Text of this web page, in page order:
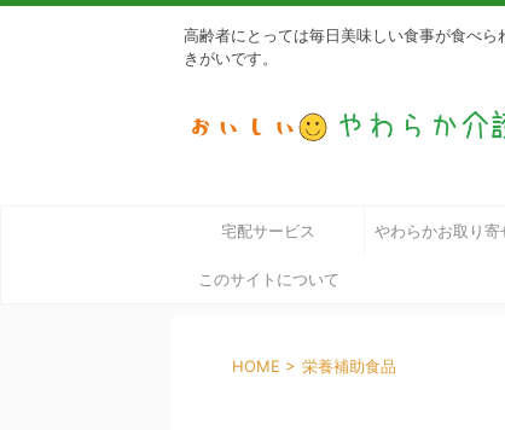
高齢者にとっては毎日美味しい食事が食べら
きがいです。
宅配サービス やわらかお取り寄
このサイトについて
HOME > 栄養補助食品